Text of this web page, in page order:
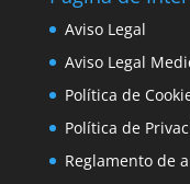
Aviso Legal
Aviso Legal
Política de
Política de
Reglamento de